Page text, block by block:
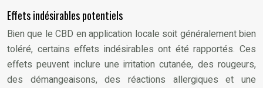
Effets indésirables potentiels
Bien que le CBD en application locale soit généralement bien
toléré, certains effets indésirables ont été rapportés. Ces
effets peuvent inclure une irritation cutanée, des rougeurs,
des démangeaisons, des réactions allergiques et une